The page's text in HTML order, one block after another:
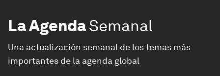
La AgendaSemanal
Una actualización semanal de los temas más
importantes de la agenda global